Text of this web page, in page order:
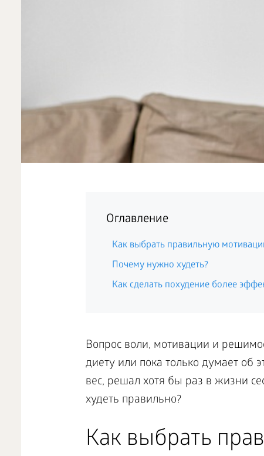
Оглавление
Как выбрать правильную
Почему нужно худеть?
Как сделать похудение более
Вопрос воли, мотивации и
диету или пока только думает
вес, решал хотя бы раз в жизни
худеть правильно?
Как выбрать